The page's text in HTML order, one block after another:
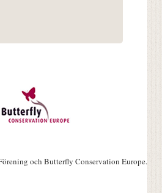
och Butterfly Conservation Europe.